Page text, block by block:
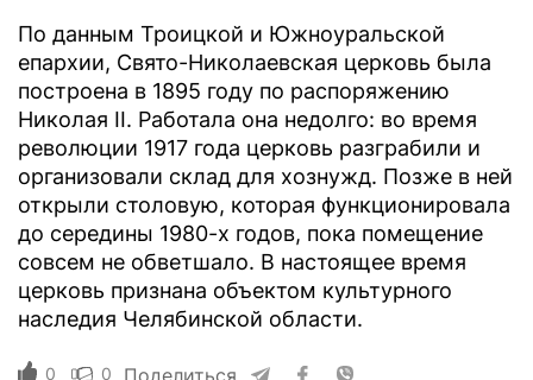
По данным Троицкой и Южноуральской
епархии, Свято-Николаевская церковь была
построена в 1895 году по распоряжению
Николая II. Работала она недолго: во время
революции 1917 года церковь разграбили и
организовали склад для хознужд. Позже в ней
открыли столовую, которая функционировала
до середины 1980-х годов, пока помещение
совсем не обветшало. В настоящее время
церковь признана объектом культурного
наследия Челябинской области.
0 0